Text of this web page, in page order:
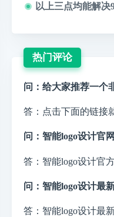
以上三点均能解决
热门评论
问：给大家推荐一个
答：点击下面的链接
问：智能logo设计官
答：智能logo设计官
问：智能logo设计最
答：智能logo设计最